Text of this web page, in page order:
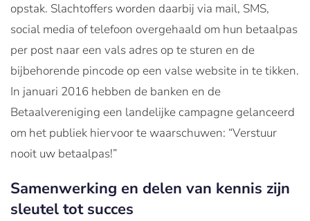
opstak. Slachtoffers worden daarbij via mail, SMS,
social media of telefoon overgehaald om hun betaalpas
per post naar een vals adres op te sturen en de
bijbehorende pincode op een valse website in te tikken.
In januari 2016 hebben de banken en de
Betaalvereniging een landelijke campagne gelanceerd
om het publiek hiervoor te waarschuwen: “Verstuur
nooit uw betaalpas!”
Samenwerking en delen van kennis zijn
sleutel tot succes